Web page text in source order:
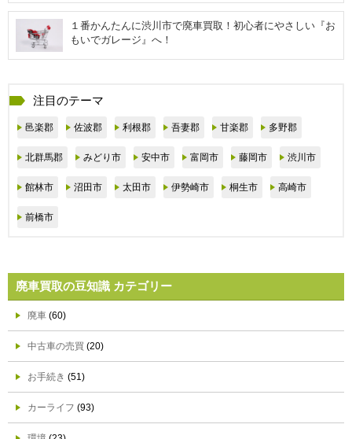
１番かんたんに渋川市で廃車買取！初心者にやさしい『お
もいでガレージ』へ！
注目のテーマ
邑楽郡 佐波郡 利根郡 吾妻郡 甘楽郡 多野郡
北群馬郡 みどり市 安中市 富岡市 藤岡市 渋川市
館林市 沼田市 太田市 伊勢崎市 桐生市 高崎市
前橋市
廃車買取の豆知識 カテゴリー
廃車 (60)
中古車の売買 (20)
お手続き (51)
カーライフ (93)